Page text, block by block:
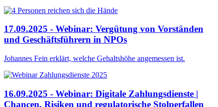
17.09.2025 - Webinar: Vergütung von Vorständen
und Geschäftsführern in NPOs
Johannes Fein erklärt, welche Gehaltshöhe angemessen ist.
16.09.2025 - Webinar: Digitale Zahlungsdienste |
Chancen, Risiken und regulatorische Stolperfallen